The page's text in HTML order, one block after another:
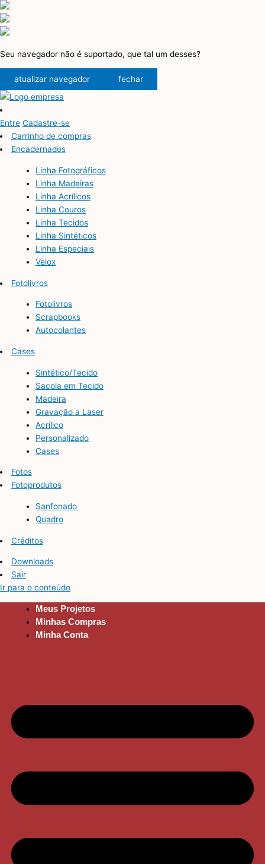
Seu navegador não é suportado, que tal um desses?
atualizar navegador fechar
Entre Cadastre-se
Carrinho de compras
Encadernados
Linha Fotográficos
Linha Madeiras
Linha Acrílicos
Linha Couros
Linha Tecidos
Linha Sintéticos
Linha Especiais
Velox
Fotolivros
Fotolivros
Scrapbooks
Autocolantes
Cases
Sintético/Tecido
Sacola em Tecido
Madeira
Gravação a Laser
Acrílico
Personalizado
Cases
Fotos
Fotoprodutos
Sanfonado
Quadro
Créditos
Downloads
Sair
Ir para o conteúdo
Meus Projetos
Minhas Compras
Minha Conta